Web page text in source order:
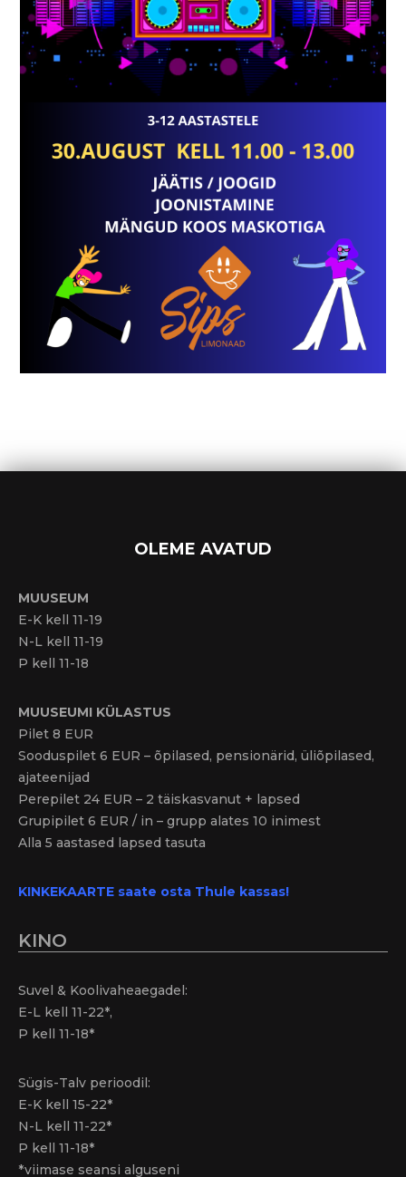
OLEME AVATUD
MUUSEUM
E-K kell 11-19
N-L kell 11-19
P kell 11-18
MUUSEUMI KÜLASTUS
Pilet 8 EUR
Sooduspilet 6 EUR – õpilased, pensionärid, üliõpilased,
ajateenijad
Perepilet 24 EUR – 2 täiskasvanut + lapsed
Grupipilet 6 EUR / in – grupp alates 10 inimest
Alla 5 aastased lapsed tasuta
KINKEKAARTE saate osta Thule kassas!
KINO
Suvel & Koolivaheaegadel:
E-L kell 11-22*,
P kell 11-18*
Sügis-Talv perioodil:
E-K kell 15-22*
N-L kell 11-22*
P kell 11-18*
*viimase seansi alguseni